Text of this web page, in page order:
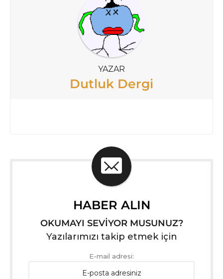
YAZAR
Dutluk Dergi
HABER ALIN
OKUMAYI SEVİYOR MUSUNUZ?
Yazılarımızı takip etmek için
E-mail adresi: